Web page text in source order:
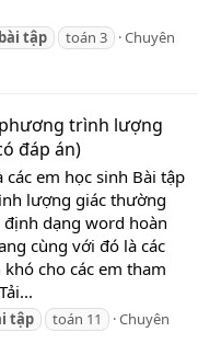
bài tập toán 3
Chuyên
trình lượng
đáp án)
em học sinh Bài tập
lượng giác thường
định dạng word hoàn
cùng với đó là các
cho các em tham
tập toán 11
Chuyên